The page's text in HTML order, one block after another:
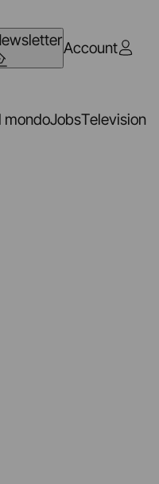
Account
mondoJobsTelevision